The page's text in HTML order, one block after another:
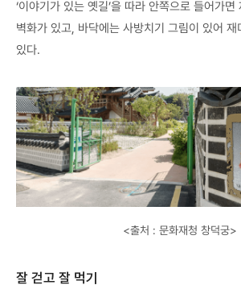
‘이야기가 있는 옛길’을 따라 안쪽으로 들어가면
벽화가 있고, 바닥에는 사방치기 그림이 있어
있다.
<출처 : 문화재청 창덕궁>
잘 걷고 잘 먹기